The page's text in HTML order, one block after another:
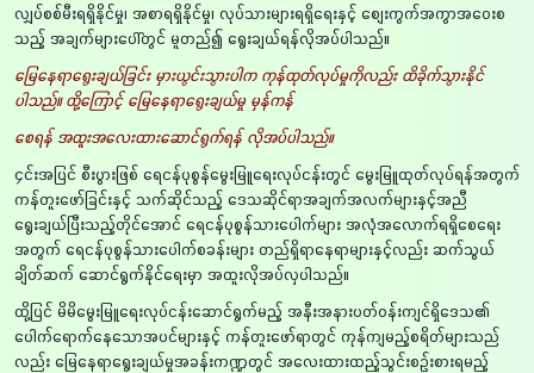
လျှပ်စစ်မီးရရှိနိုင်မှု၊ အစာရရှိနိုင်မှု၊ လုပ်သားများရရှိရေးနှင့် စျေးကွက်အကွာအဝေးစ
သည့် အချက်များပေါ်တွင် မူတည်၍ ရွေးချယ်ရန်လိုအပ်ပါသည်။
မြေနေရာရွေးချယ်ခြင်း မှားယွင်းသွားပါက ကုန်ထုတ်လုပ်မှုကိုလည်း ထိခိုက်သွားနိုင်
ပါသည်။ ထို့ကြောင့် မြေနေရာရွေးချယ်မှု မှန်ကန်
စေရန် အထူးအလေးထားဆောင်ရွက်ရန် လိုအပ်ပါသည်။
၄င်းအပြင် စီးပွားဖြစ် ရေငန်ပုစွန်မွေးမြူရေးလုပ်ငန်းတွင် မွေးမြူထုတ်လုပ်ရန်အတွက်
ကန်တူးဖော်ခြင်းနှင့် သက်ဆိုင်သည့် ဒေသဆိုင်ရာအချက်အလက်များနှင့်အညီ
ရွေးချယ်ပြီးသည့်တိုင်အောင် ရေငန်ပုစွန်သားပေါက်များ အလုံအလောက်ရရှိစေရေး
အတွက် ရေငန်ပုစွန်သားပေါက်စခန်းများ တည်ရှိရာနေရာများနှင့်လည်း ဆက်သွယ်
ချိတ်ဆက် ဆောင်ရွက်နိုင်ရေးမှာ အထူးလိုအပ်လှပါသည်။
ထို့ပြင် မိမိမွေးမြူရေးလုပ်ငန်းဆောင်ရွက်မည့် အနီးအနားပတ်ဝန်းကျင်ရှိဒေသ၏
ပေါက်ရောက်နေသောအပင်များနှင့် ကန်တူးဖော်ရာတွင် ကုန်ကျမည့်စရိတ်များသည်
လည်း မြေနေရာရွေးချယ်မှုအခန်းကဏ္ဍတွင် အလေးထားထည့်သွင်းစဉ်းစားရမည့်